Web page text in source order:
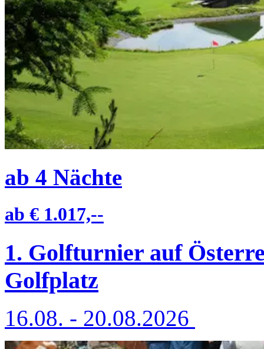
ab 4 Nächte
ab € 1.017,--
1. Golfturnier auf
Golfplatz
16.08. - 20.08.2026